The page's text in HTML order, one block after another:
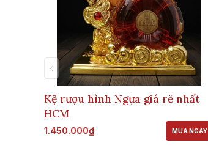
Kệ rượu hình Ngựa giá rẻ nhất
HCM
1.450.000₫ MUA NGAY